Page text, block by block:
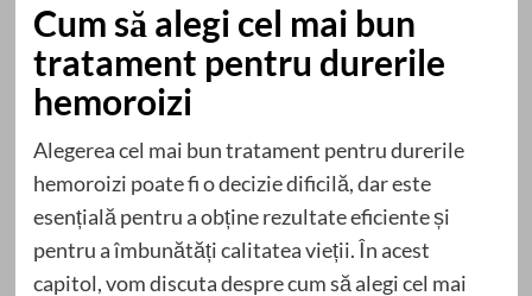
Cum să alegi cel mai bun
tratament pentru durerile
hemoroizi
Alegerea cel mai bun tratament pentru durerile
hemoroizi poate fi o decizie dificilă, dar este
esențială pentru a obține rezultate eficiente și
pentru a îmbunătăți calitatea vieții. În acest
capitol, vom discuta despre cum să alegi cel mai